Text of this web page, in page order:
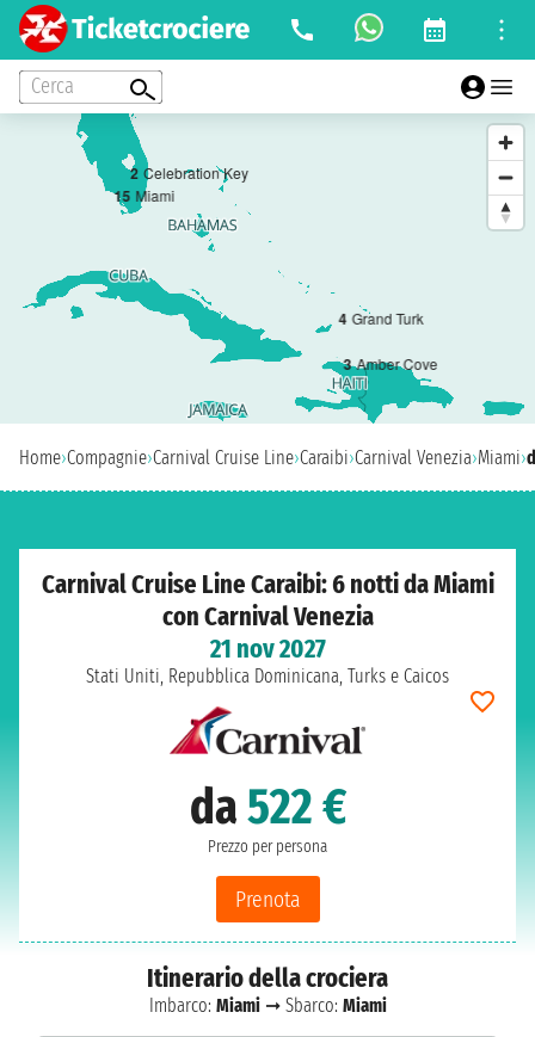
Cerca
15 Miami
2 Celebration Key
3 Amber Cove
4 Grand Turk
Home›Compagnie›Carnival Cruise Line›Caraibi›Carnival Venezia›Miami›
Carnival Cruise Line Caraibi: 6 notti da Miami
con Carnival Venezia
21 nov 2027
Stati Uniti, Repubblica Dominicana, Turks e Caicos
da522 €
Prezzo per persona
Prenota
Itinerario della crociera
Imbarco: Miami➞ Sbarco: Miami